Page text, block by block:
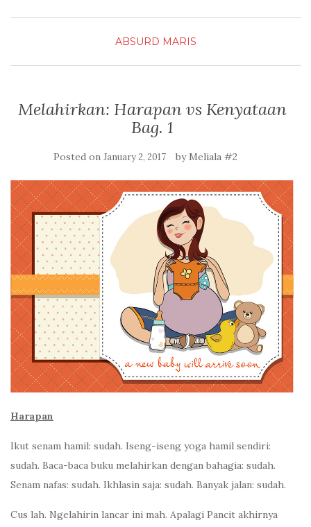
ABSURD MARIS
Melahirkan: Harapan vs Kenyataan
Bag. 1
Posted on January 2, 2017 byMeliala #2
Harapan
Ikut senam hamil: sudah. Iseng-iseng yoga hamil sendiri:
sudah. Baca-baca buku melahirkan dengan bahagia: sudah.
Senam nafas: sudah. Ikhlasin saja: sudah. Banyak jalan: sudah.
Cus lah. Ngelahirin lancar ini mah. Apalagi Pancit akhirnya